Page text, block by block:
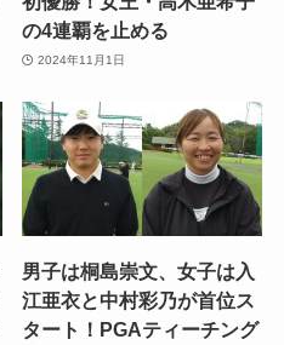
の4連覇を止める
2024年11月1日
男子は桐島崇文、女子は入
江亜衣と中村彩乃が首位ス
タート！PGAティーチング